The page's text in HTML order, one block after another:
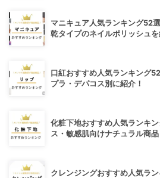
マニキュア人気ランキング52
乾タイプのネイルポリッシュを
口紅おすすめ人気ランキング
プラ・デパコス別に紹介！
化粧下地おすすめ人気ランキ
ス・敏感肌向けナチュラル商品
クレンジングおすすめ人気ラ